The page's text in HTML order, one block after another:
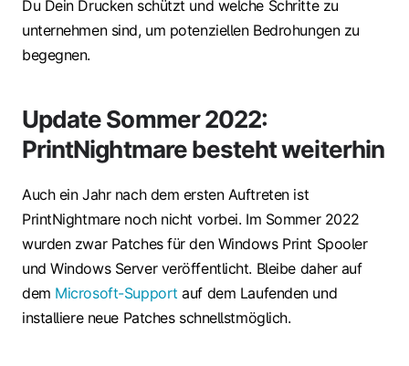
Du Dein Drucken schützt und welche Schritte zu
unternehmen sind, um potenziellen Bedrohungen zu
begegnen.
Update Sommer 2022:
PrintNightmare besteht weiterhin
Auch ein Jahr nach dem ersten Auftreten ist
PrintNightmare noch nicht vorbei. Im Sommer 2022
wurden zwar Patches für den Windows Print Spooler
und Windows Server veröffentlicht. Bleibe daher auf
dem Microsoft-Support auf dem Laufenden und
installiere neue Patches schnellstmöglich.